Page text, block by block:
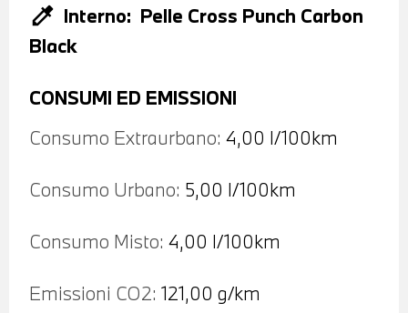
colorize Interno: Pelle Cross Punch Carbon
Black
CONSUMI ED EMISSIONI
Consumo Extraurbano: 4,00 l/100km
Consumo Urbano: 5,00 l/100km
Consumo Misto: 4,00 l/100km
Emissioni CO2: 121,00 g/km